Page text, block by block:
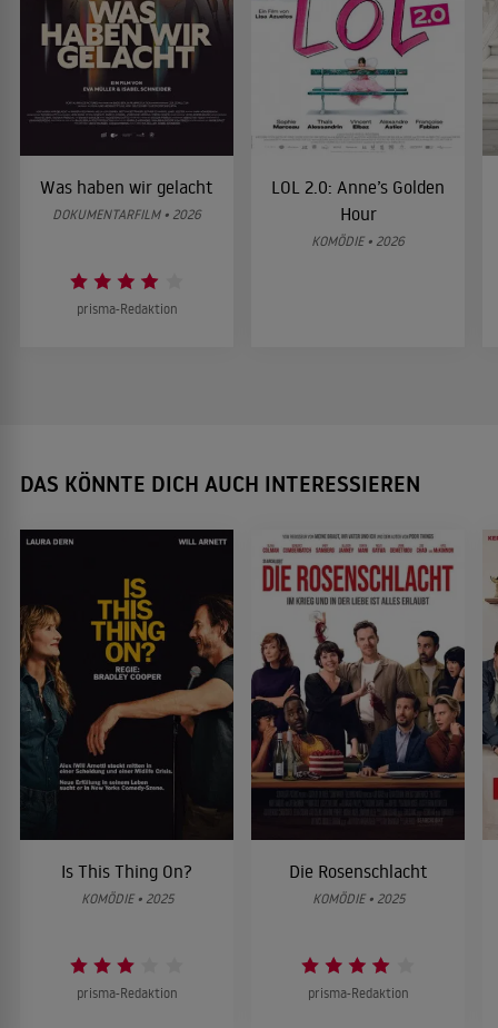
Was haben wir gelacht
DOKUMENTARFILM • 2026
prisma-Redaktion
LOL 2.0: Anne’s Golden
Hour
KOMÖDIE • 2026
DAS KÖNNTE DICH AUCH INTERESSIEREN
Is This Thing On?
KOMÖDIE • 2025
prisma-Redaktion
Die Rosenschlacht
KOMÖDIE • 2025
prisma-Redaktion